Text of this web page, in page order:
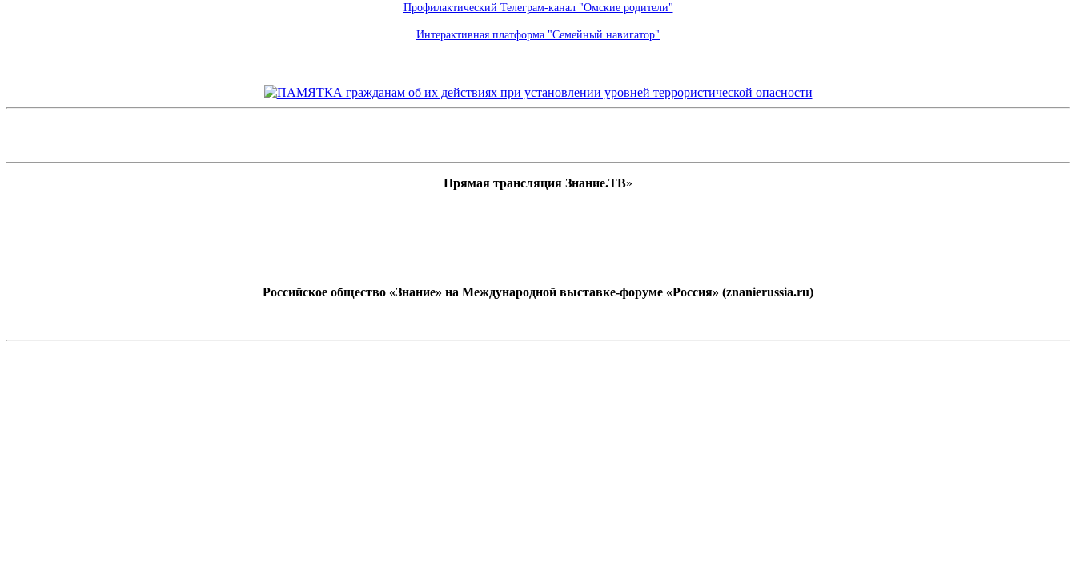
Профилактический Телеграм-канал "Омские родители"
Интерактивная платформа "Семейный навигатор"
Прямая трансляция Знание.ТВ»
Российское общество «Знание» на Международной выставке-форуме «Россия» (znanierussia.ru)